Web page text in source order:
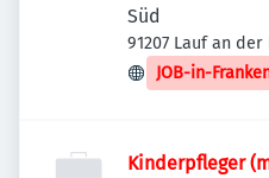
Süd
91207 Lauf an der
JOB-in-
Kinderpfleger